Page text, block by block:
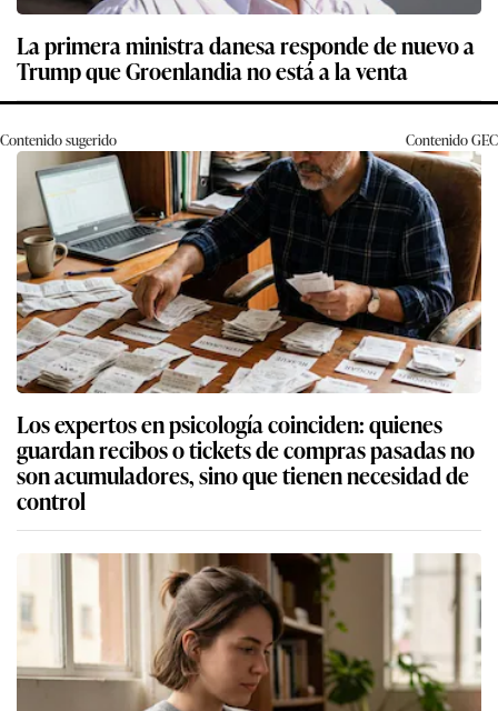
La primera ministra danesa responde de nuevo a
Trump que Groenlandia no está a la venta
Contenido sugerido ContenidoGEC
Los expertos en psicología coinciden: quienes
guardan recibos o tickets de compras pasadas no
son acumuladores, sino que tienen necesidad de
control